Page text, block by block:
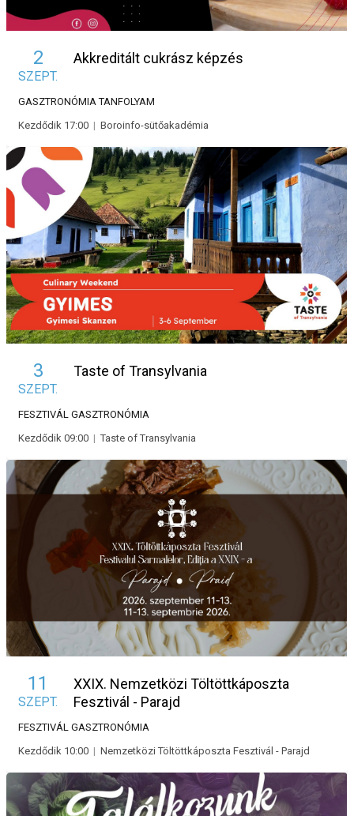
2
SZEPT.
Akkreditált cukrász képzés
GASZTRONÓMIATANFOLYAM
Kezdődik 17:00 | Boroinfo-sütőakadémia
3
SZEPT.
Taste of Transylvania
FESZTIVÁL GASZTRONÓMIA
Kezdődik 09:00 |Taste of Transylvania
11
SZEPT.
XXIX. Nemzetközi Töltöttkáposzta
Fesztivál - Parajd
FESZTIVÁL GASZTRONÓMIA
Kezdődik 10:00 | Nemzetközi Töltöttkáposzta Fesztivál - Parajd